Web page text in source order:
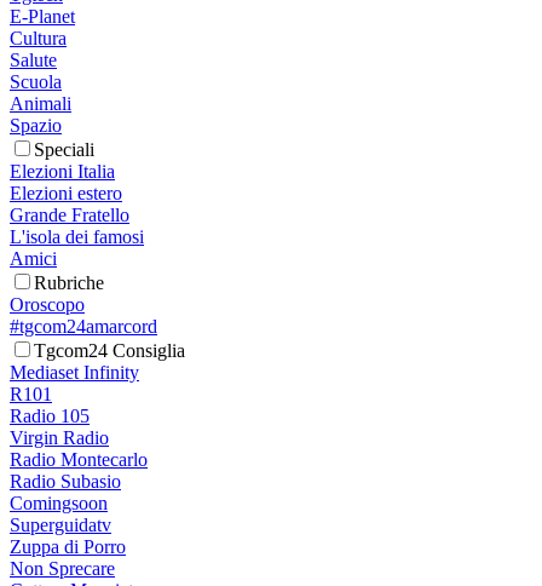
E-Planet
Cultura
Salute
Scuola
Animali
Spazio
Speciali
Elezioni Italia
Elezioni estero
Grande Fratello
L'isola dei famosi
Amici
Rubriche
Oroscopo
#tgcom24amarcord
Tgcom24 Consiglia
Mediaset Infinity
R101
Radio 105
Virgin Radio
Radio Montecarlo
Radio Subasio
Comingsoon
Superguidatv
Zuppa di Porro
Non Sprecare